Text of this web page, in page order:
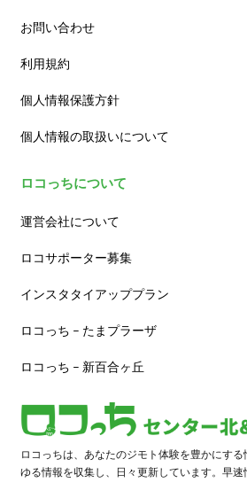
お問い合わせ
利用規約
個人情報保護方針
個人情報の取扱いについて
ロコっちについて
運営会社について
ロコサポーター募集
インスタタイアッププラン
ロコっち – たまプラーザ
ロコっち – 新百合ヶ丘
ロコっちは、あなたのジモト体験を豊かにす
ゆる情報を収集し、日々更新しています。早速